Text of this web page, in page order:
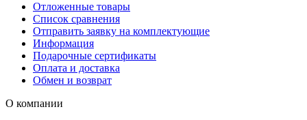
Отложенные товары
Список сравнения
Отправить заявку на комплектующие
Информация
Подарочные сертификаты
Оплата и доставка
Обмен и возврат
О компании